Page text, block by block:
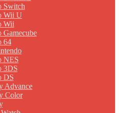
Switch
Wii U
Wii
Gamecube
64
NES
3DS
DS
Advance
Color